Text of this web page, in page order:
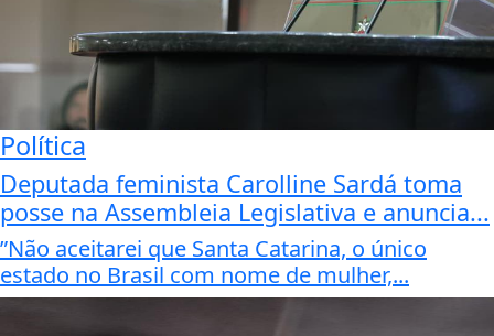
Política
Deputada feminista Carolline Sardá toma
posse na Assembleia Legislativa e anuncia...
”Não aceitarei que Santa Catarina, o único
estado no Brasil com nome de mulher,...